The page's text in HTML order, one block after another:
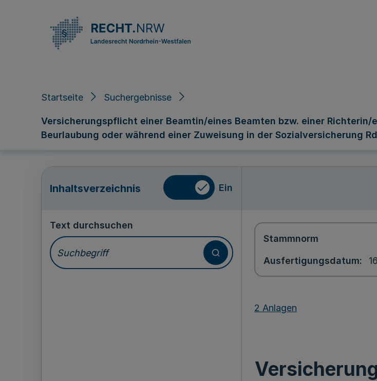
Startseite Suchergebnisse
Versicherungspflicht einer Beamtin/eines Beamten bzw. einer
Beurlaubung oder während einer Zuweisung in der Sozialversicherung
Inhaltsverzeichnis Ein
Text durchsuchen
Stammnorm
Ausfertigungsdatum
2 Anlagen